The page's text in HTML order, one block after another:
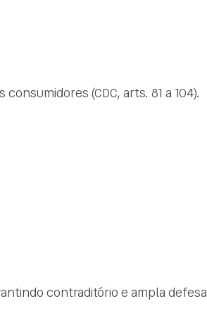
(CDC, arts. 81 a 104).
contraditório e ampla defesa